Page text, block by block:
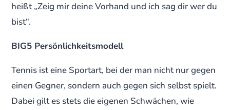
heißt „Zeig mir deine Vorhand und ich sag dir wer du
bist“.
BIG5 Persönlichkeitsmodell
Tennis ist eine Sportart, bei der man nicht nur gegen
einen Gegner, sondern auch gegen sich selbst spielt.
Dabei gilt es stets die eigenen Schwächen, wie